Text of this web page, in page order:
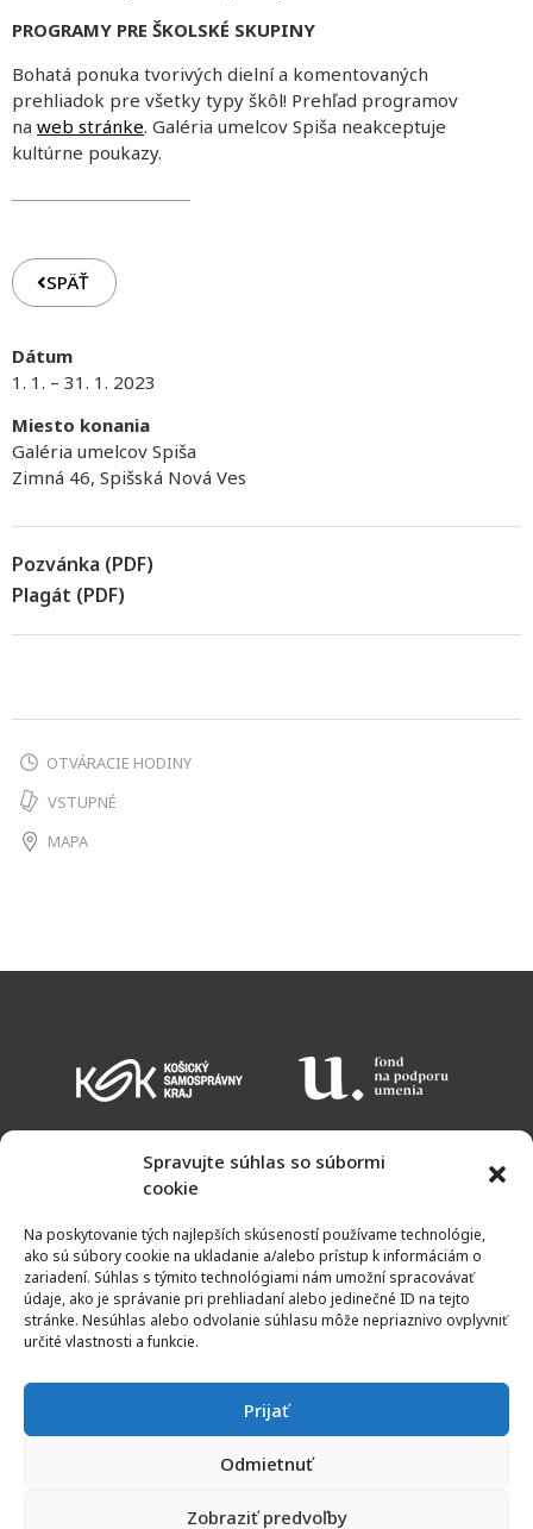
Spravujte súhlas so súbormi
cookie
Na poskytovanie tých najlepších skúseností používame technológie,
ako sú súbory cookie na ukladanie a/alebo prístup k informáciám o
zariadení. Súhlas s týmito technológiami nám umožní spracovávať
údaje, ako je správanie pri prehliadaní alebo jedinečné ID na tejto
stránke. Nesúhlas alebo odvolanie súhlasu môže nepriaznivo ovplyvniť
určité vlastnosti a funkcie.
Prijať
Odmietnuť
Zobraziť predvoľby
PROGRAMY PRE ŠKOLSKÉ SKUPINY
Bohatá ponuka tvorivých dielní a komentovaných
prehliadok pre všetky typy škôl! Prehľad programov
na web stránke. Galéria umelcov Spiša neakceptuje
kultúrne poukazy.
SPÄŤ
Dátum
1. 1. – 31. 1. 2023
Miesto konania
Galéria umelcov Spiša
Zimná 46, Spišská Nová Ves
Pozvánka (PDF)
Plagát (PDF)
OTVÁRACIE HODINY
VSTUPNÉ
MAPA
KALENDÁR PODUJATÍ
NEWSLETTER